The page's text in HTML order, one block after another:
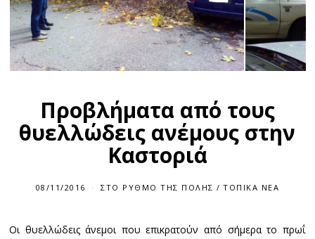
Προβλήματα από τους
θυελλώδεις ανέμους στην
Καστοριά
08/11/2016
1
ΣΤΟ ΡΥΘΜΌ ΤΗΣ ΠΌΛΗΣ / ΤΟΠΙΚΆ ΝΈΑ
Οι θυελλώδεις άνεμοι που επικρατούν από σήμερα το πρωΐ